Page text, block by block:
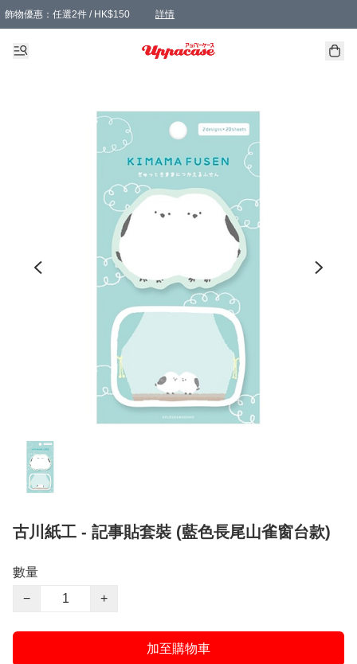
飾物優惠：任選2件 / HK$150 詳情
髮飾優惠：任選2件 / HK$100 詳情
精選襪子優惠：任選3對 / HK$115 詳情
滿額免運：本地訂單滿港幣350元可享免運費優惠
古川紙工 - 記事貼套裝 (藍色長尾山雀窗台款)
數量
−
+
加至購物車